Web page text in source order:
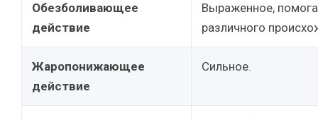
Обезболивающее
действие
Выраженное,
различного
Жаропонижающее
действие
Сильное.